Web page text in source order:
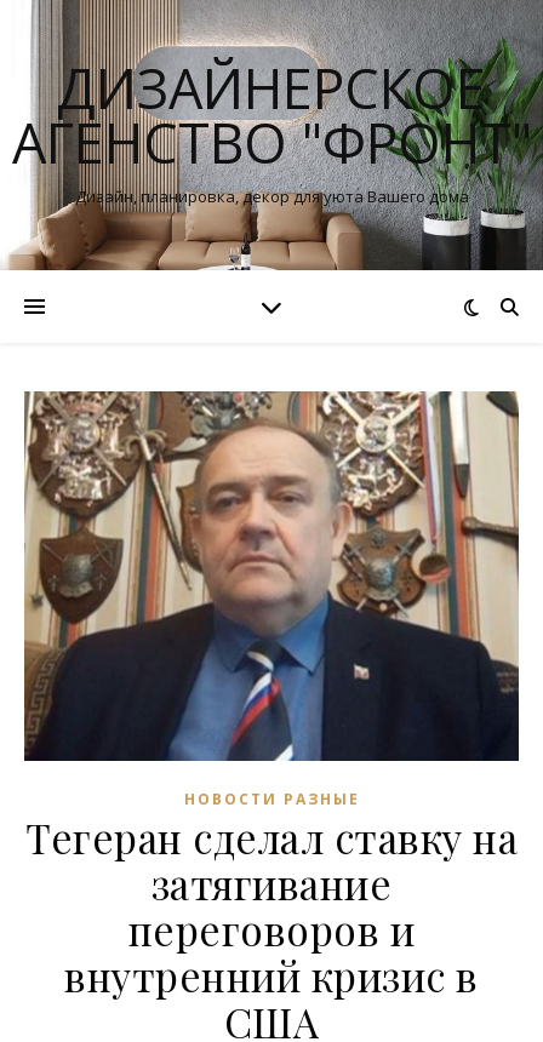
ДИЗАЙНЕРСКОЕ
АГЕНСТВО "ФРОНТ"
Дизайн, планировка, декор для уюта Вашего дома
НОВОСТИ РАЗНЫЕ
Тегеран сделал ставку на
затягивание
переговоров и
внутренний кризис в
США